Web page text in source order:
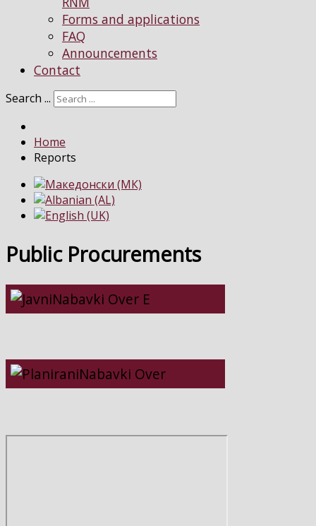
Forms and applications
FAQ
Announcements
Contact
Search ...
Home
Reports
Public Procurements